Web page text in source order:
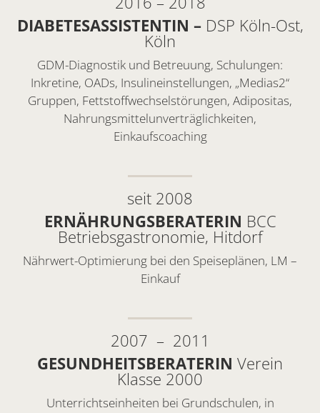
DIABETESASSISTENTIN – DSP Köln-Ost,
Köln
GDM-Diagnostik und Betreuung, Schulungen:
Inkretine, OADs, Insulineinstellungen, „Medias2“
Gruppen, Fettstoffwechselstörungen, Adipositas,
Nahrungsmittelunverträglichkeiten,
Einkaufscoaching
seit 2008
ERNÄHRUNGSBERATERIN BCC
Betriebsgastronomie, Hitdorf
Nährwert-Optimierung bei den Speiseplänen, LM –
Einkauf
2007 – 2011
GESUNDHEITSBERATERIN Verein
Klasse 2000
Unterrichtseinheiten bei Grundschulen, in